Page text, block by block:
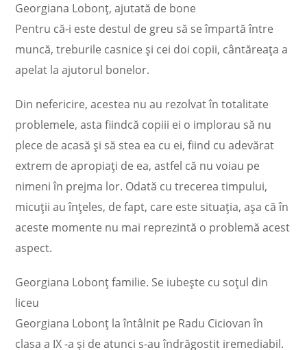
Georgiana Lobonț, ajutată de bone
Pentru că-i este destul de greu să se împartă între
muncă, treburile casnice și cei doi copii, cântăreața a
apelat la ajutorul bonelor.
Din nefericire, acestea nu au rezolvat în totalitate
problemele, asta fiindcă copiii ei o implorau să nu
plece de acasă și să stea ea cu ei, fiind cu adevărat
extrem de apropiați de ea, astfel că nu voiau pe
nimeni în prejma lor. Odată cu trecerea timpului,
micuții au înțeles, de fapt, care este situația, așa că în
aceste momente nu mai reprezintă o problemă acest
aspect.
Georgiana Lobonț familie. Se iubește cu soțul din
liceu
Georgiana Lobonț la întâlnit pe Radu Ciciovan în
clasa a IX -a și de atunci s-au îndrăgostit iremediabil.